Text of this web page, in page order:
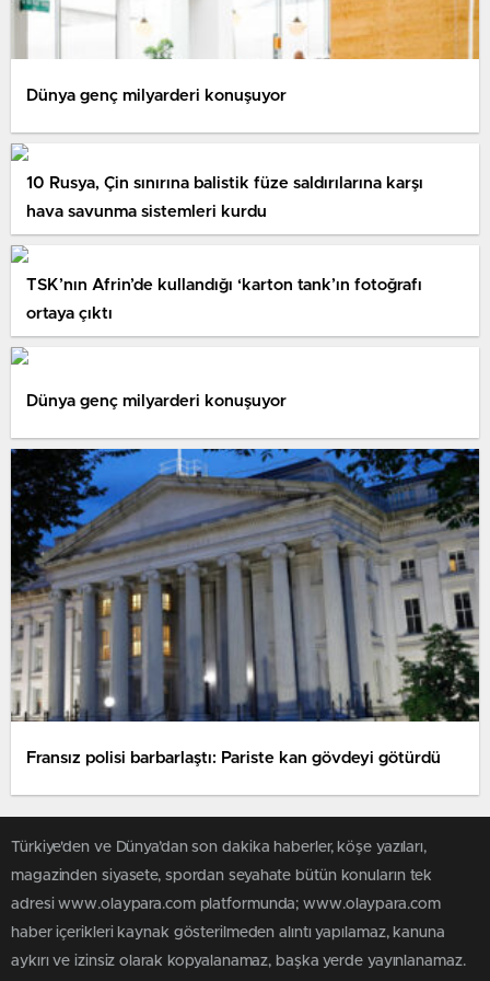
Dünya genç milyarderi konuşuyor
10 Rusya, Çin sınırına balistik füze saldırılarına karşı
hava savunma sistemleri kurdu
TSK’nın Afrin’de kullandığı ‘karton tank’ın fotoğrafı
ortaya çıktı
Dünya genç milyarderi konuşuyor
Fransız polisi barbarlaştı: Pariste kan gövdeyi götürdü
Türkiye'den ve Dünya’dan son dakika haberler, köşe yazıları,
magazinden siyasete, spordan seyahate bütün konuların tek
adresi www.olaypara.com platformunda; www.olaypara.com
haber içerikleri kaynak gösterilmeden alıntı yapılamaz, kanuna
aykırı ve izinsiz olarak kopyalanamaz, başka yerde yayınlanamaz.